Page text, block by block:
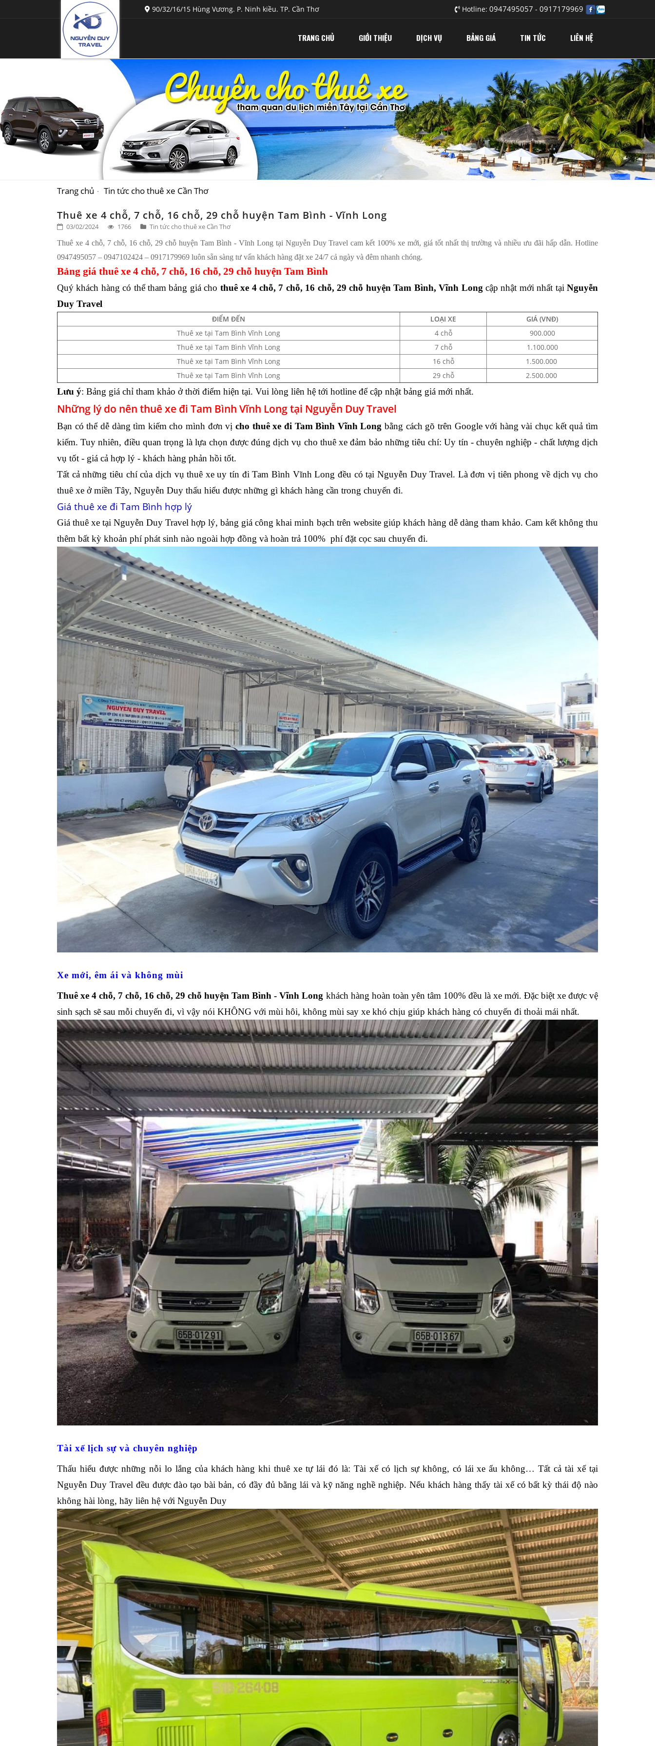
90/32/16/15 Hùng Vương. P. Ninh kiều. TP. Cần Thơ Hotline: 0947495057 - 0917179969
TRANG CHỦ GIỚI THIỆU DỊCH VỤ BẢNG GIÁ TIN TỨC LIÊN HỆ
Trang chủ Tin tức cho thuê xe Cần Thơ
Thuê xe 4 chỗ, 7 chỗ, 16 chỗ, 29 chỗ huyện Tam Bình - Vĩnh Long
03/02/2024 1766 Tin tức cho thuê xe Cần Thơ
Thuê xe 4 chỗ, 7 chỗ, 16 chỗ, 29 chỗ huyện Tam Bình - Vĩnh Long tại Nguyễn Duy Travel cam kết 100% xe mới, giá tốt nhất thị trường và nhiều ưu đãi hấp dẫn. Hotline
0947495057 – 0947102424 – 0917179969 luôn sẵn sàng tư vấn khách hàng đặt xe 24/7 cả ngày và đêm nhanh chóng.
Bảng giá thuê xe 4 chỗ, 7 chỗ, 16 chỗ, 29 chỗ huyện Tam Bình
Quý khách hàng có thể tham bảng giá cho thuê xe 4 chỗ, 7 chỗ, 16 chỗ, 29 chỗ huyện Tam Bình, Vĩnh Long cập nhật mới nhất tạiNguyễn
Duy Travel
ĐIỂM ĐẾN LOẠI XE
GIÁ (VNĐ)
Thuê xe tại Tam Bình Vĩnh Long
4 chỗ
900.000
Thuê xe tại Tam Bình Vĩnh Long
7 chỗ
1.100.000
Thuê xe tại Tam Bình Vĩnh Long
16 chỗ
1.500.000
Thuê xe tại Tam Bình Vĩnh Long
29 chỗ 2.500.000
Lưu ý: Bảng giá chỉ tham khảo ở thời điểm hiện tại. Vui lòng liên hệ tới hotline để cập nhật bảng giá mới nhất.
Những lý do nên thuê xe đi Tam Bình Vĩnh Long tại Nguyễn Duy Travel
Bạn có thể dễ dàng tìm kiếm cho mình đơn vị cho thuê xe đi Tam Bình Vĩnh Long bằng cách gõ trên Google với hàng vài chục kết quả tìm
kiếm. Tuy nhiên, điều quan trọng là lựa chọn được đúng dịch vụ cho thuê xe đảm bảo những tiêu chí: Uy tín - chuyên nghiệp - chất lượng dịch
vụ tốt - giá cả hợp lý - khách hàng phản hồi tốt.
Tất cả những tiêu chí của dịch vụ thuê xe uy tín đi Tam Bình Vĩnh Long đều có tại Nguyễn Duy Travel. Là đơn vị tiên phong về dịch vụ cho
thuê xe ở miền Tây, Nguyễn Duy thấu hiểu được những gì khách hàng cần trong chuyến đi.
Giá thuê xe đi Tam Bình hợp lý
Giá thuê xe tại Nguyễn Duy Travel hợp lý, bảng giá công khai minh bạch trên website giúp khách hàng dễ dàng tham khảo. Cam kết không thu
thêm bất kỳ khoản phí phát sinh nào ngoài hợp đồng và hoàn trả 100% phí đặt cọc sau chuyến đi.
Xe mới, êm ái và không mùi
Thuê xe 4 chỗ, 7 chỗ, 16 chỗ, 29 chỗ huyện Tam Bình - Vĩnh Long khách hàng hoàn toàn yên tâm 100% đều là xe mới. Đặc biệt xe được vệ
sinh sạch sẽ sau mỗi chuyến đi, vì vậy nói KHÔNG với mùi hôi, không mùi say xe khó chịu giúp khách hàng có chuyến đi thoải mái nhất.
Tài xế lịch sự và chuyên nghiệp
Thấu hiểu được những nỗi lo lắng của khách hàng khi thuê xe tự lái đó là: Tài xế có lịch sự không, có lái xe ẩu không… Tất cả tài xế tại
Nguyễn Duy Travel đều được đào tạo bài bản, có đầy đủ bằng lái và kỹ năng nghề nghiệp. Nếu khách hàng thấy tài xế có bất kỳ thái độ nào
không hài lòng, hãy liên hệ với Nguyễn Duy